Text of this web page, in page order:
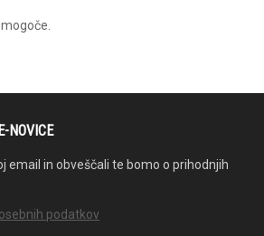
NOVICE
email in obveščali te bomo o prihodnjih
podatkov